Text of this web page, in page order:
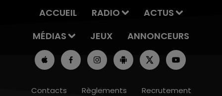
ACCUEIL RADIO
ACTUS
MÉDIAS
JEUX ANNONCEURS
Contacts Règlements
Recrutement